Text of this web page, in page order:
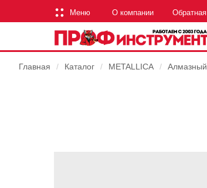
Меню О компании
Главная / Каталог / METALLICA / Алмазный